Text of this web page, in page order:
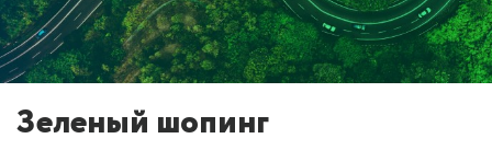
Зеленый шопинг